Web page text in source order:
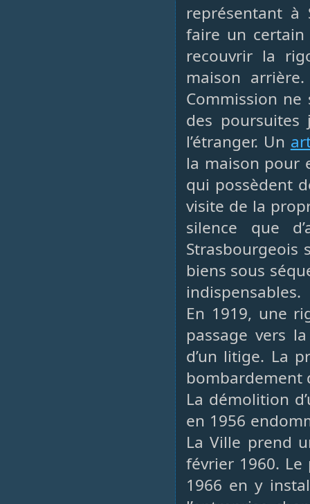
représentant à
faire un
recouvrir la
maison
Commission ne
des poursuites
l’étranger. Un
la maison pour
qui possèdent
visite de la
silence que
Strasbourgeois
biens sous
indispensables.
En 1919, une
passage vers
d’un litige. La
bombardement
La démolition
en 1956
La Ville prend
février 1960.
1966 en y